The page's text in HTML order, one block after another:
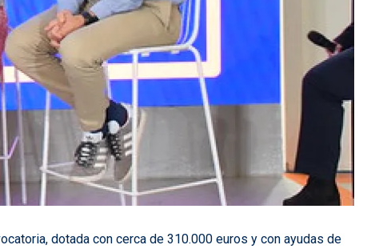
dotada con cerca de 310.000 euros y con ayudas de